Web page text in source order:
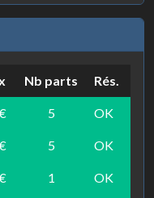
Nb parts Rés.
5 OK
5 OK
1 OK